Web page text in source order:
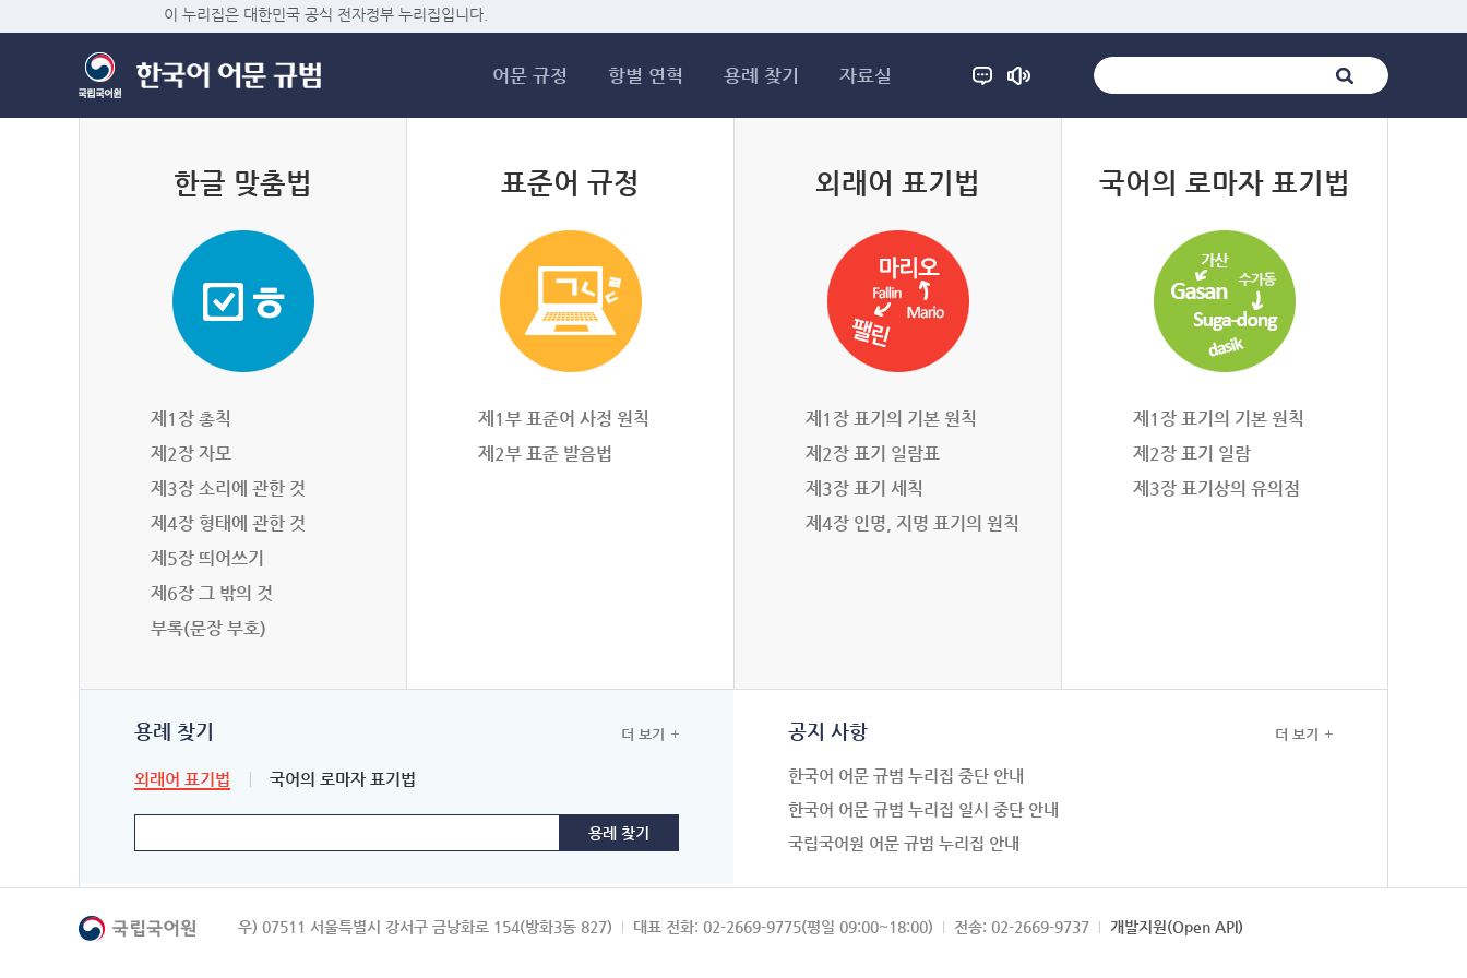
이 누리집은 대한민국 공식 전자정부 누리집입니다.
어문 규정 항별 연혁 용례 찾기 자료실
한글 맞춤법
제1장 총칙
제2장 자모
제3장 소리에 관한 것
제4장 형태에 관한 것
제5장 띄어쓰기
제6장 그 밖의 것
부록(문장 부호)
표준어 규정
제1부 표준어 사정 원칙
제2부 표준 발음법
외래어 표기법
제1장 표기의 기본 원칙
제2장 표기 일람표
제3장 표기 세칙
제4장 인명, 지명 표기의 원칙
국어의 로마자 표기법
제1장 표기의 기본 원칙
제2장 표기 일람
제3장 표기상의 유의점
용례 찾기
외래어 표기법 국어의 로마자 표기법
더 보기 공지 사항
한국어 어문 규범 누리집 중단 안내
한국어 어문 규범 누리집 일시 중단 안내
국립국어원 어문 규범 누리집 안내
더 보기
우) 07511 서울특별시 강서구 금낭화로 154(방화3동 827) 대표 전화: 02-2669-9775(평일 09:00~18:00) 전송: 02-2669-9737 개발지원(Open API)